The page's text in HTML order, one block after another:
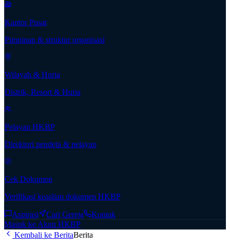
Kantor Pusat
Pimpinan & struktur organisasi
Wilayah & Huria
Distrik, Resort & Huria
Pelayan HKBP
Direktori pendeta & pelayan
Cek Dokumen
Verifikasi keaslian dokumen HKBP
Aspirasi Cari Gereja
Kontak
Masuk ke Akun HKBP
Kembali ke BeritaBerita